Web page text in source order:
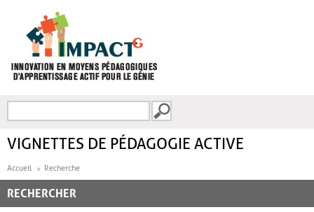
FORMULAIRE DE
VIGNETTES DE PÉDAGOGIE ACTIVE
Accueil Recherche
RECHERCHER